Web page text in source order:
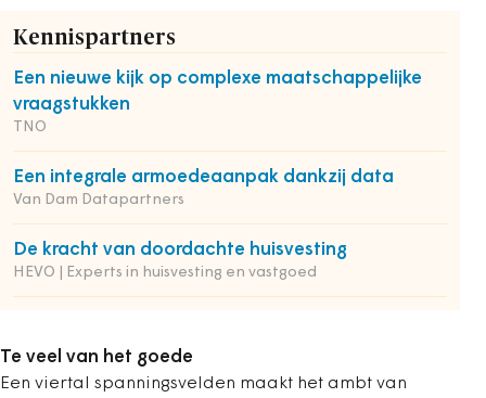
Kennispartners
Een nieuwe kijk op complexe maatschappelijke
vraagstukken
TNO
Een integrale armoedeaanpak dankzij data
Van Dam Datapartners
De kracht van doordachte huisvesting
HEVO | Experts in huisvesting en vastgoed
Te veel van het goede
Een viertal spanningsvelden maakt het ambt van